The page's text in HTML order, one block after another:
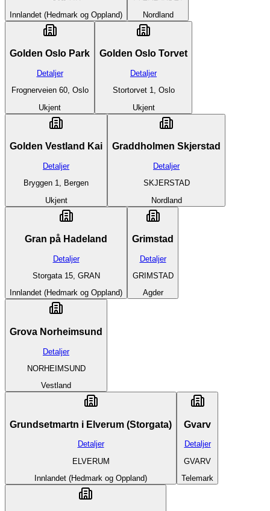
Innlandet (Hedmark og Oppland)
Nordland
Golden Oslo Park
Detaljer
Frognerveien 60, Oslo
Ukjent
Golden Oslo Torvet
Detaljer
Stortorvet 1, Oslo
Ukjent
Golden Vestland Kai
Detaljer
Bryggen 1, Bergen
Ukjent
Graddholmen Skjerstad
Detaljer
SKJERSTAD
Nordland
Gran på Hadeland
Detaljer
Storgata 15, GRAN
Innlandet (Hedmark og Oppland)
Grimstad
Detaljer
GRIMSTAD
Agder
Grova Norheimsund
Detaljer
NORHEIMSUND
Vestland
Grundsetmartn i Elverum (Storgata)
Detaljer
ELVERUM
Innlandet (Hedmark og Oppland)
Gvarv
Detaljer
GVARV
Telemark